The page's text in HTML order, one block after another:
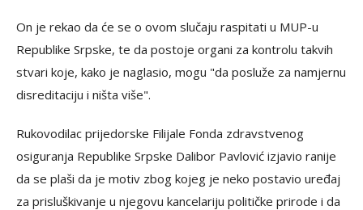
On je rekao da će se o ovom slučaju raspitati u MUP-u
Republike Srpske, te da postoje organi za kontrolu takvih
stvari koje, kako je naglasio, mogu "da posluže za namjernu
disreditaciju i ništa više".
Rukovodilac prijedorske Filijale Fonda zdravstvenog
osiguranja Republike Srpske Dalibor Pavlović izjavio ranije
da se plaši da je motiv zbog kojeg je neko postavio uređaj
za prisluškivanje u njegovu kancelariju političke prirode i da